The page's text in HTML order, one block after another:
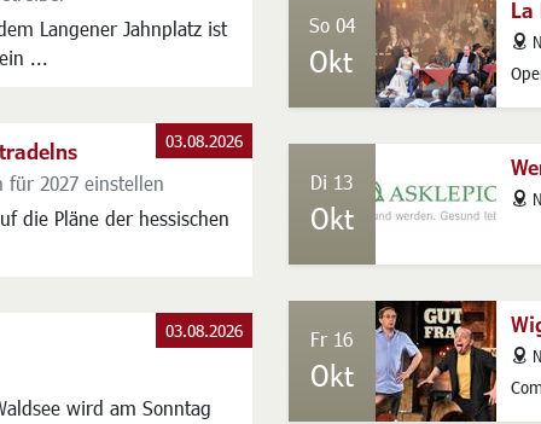
Langener Jahnplatz ist
...
für 2027 einstellen
die Pläne der hessischen
03.08.2026
wird am Sonntag
03.08.2026
La
So 04
Okt
address
Di 13
Okt
address
Fr 16
Okt
address